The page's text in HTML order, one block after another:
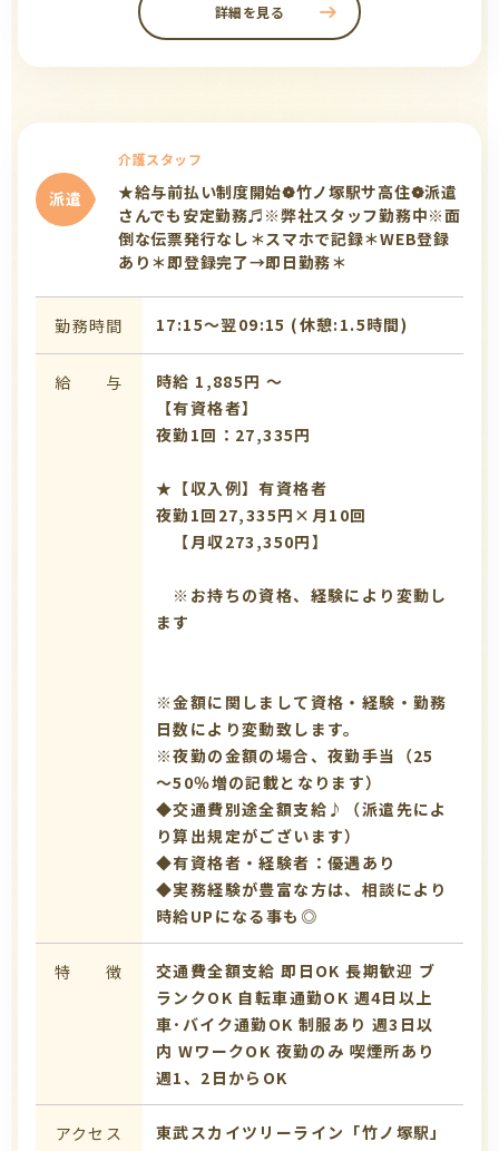
詳細を見る
派遣
介護スタッフ
★給与前払い制度開始❁竹ノ塚駅サ高住❁派遣
さんでも安定勤務♬※弊社スタッフ勤務中※面
倒な伝票発行なし＊スマホで記録＊WEB登録
あり＊即登録完了→即日勤務＊
勤務時間 17:15〜翌09:15 (休憩:1.5時間)
給 与
時給 1,885円 〜
【有資格者】
夜勤1回：27,335円
★【収入例】有資格者
夜勤1回27,335円×月10回
【月収273,350円】
※お持ちの資格、経験により変動し
ます
※金額に関しまして資格・経験・勤務
日数により変動致します。
※夜勤の金額の場合、夜勤手当（25
～50％増の記載となります）
◆交通費別途全額支給♪（派遣先によ
り算出規定がございます）
◆有資格者・経験者：優遇あり
◆実務経験が豊富な方は、相談により
時給UPになる事も◎
特 徴 交通費全額支給 即日OK 長期歓迎 ブ
ランクOK 自転車通勤OK 週4日以上
車･バイク通勤OK 制服あり 週3日以
内 WワークOK 夜勤のみ 喫煙所あり
週1、2日からOK
アクセス
東武スカイツリーライン「竹ノ塚駅」